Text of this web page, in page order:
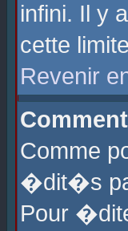
infini. Il y
cette
Revenir
Comme
�dit�s
Pour